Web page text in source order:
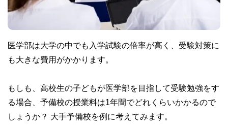
医学部は大学の中でも入学試験の倍率が高く、受験対策に
も大きな費用がかかります。
もしも、高校生の子どもが医学部を目指して受験勉強をす
る場合、予備校の授業料は1年間でどれくらいかかるので
しょうか？ 大手予備校を例に考えてみます。